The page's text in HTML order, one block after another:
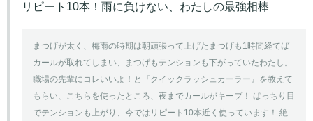
リピート10本！雨に負けない、わたしの最強相棒
まつげが太く、梅雨の時期は朝頑張って上げたまつげも1時間経てば
カールが取れてしまい、まつげもテンションも下がっていたわたし。
職場の先輩にコレいいよ！と『クイックラッシュカーラー』を教えて
もらい、こちらを使ったところ、夜までカールがキープ！ ぱっちり目
でテンションも上がり、今ではリピート10本近く使っています！ 絶